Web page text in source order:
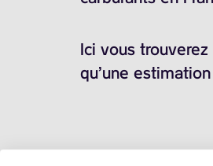
Ici vous
qu’une